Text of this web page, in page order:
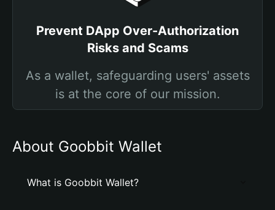
Prevent DApp Over-Authorization
Risks and Scams
As a wallet, safeguarding users' assets
is at the core of our mission.
About Goobbit Wallet
What is Goobbit Wallet?